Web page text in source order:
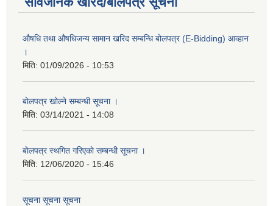
औषधि तथा औषधिजन्य सामान खरिद सम्बन्धि बोलपत्र (E-Bidding) आव्हान
।
मिति: 01/09/2026 - 10:53
बाेलपत्र खोल्ने सम्बन्धी सूचना ।
मिति: 03/14/2021 - 14:08
बाेलपत्र स्थगित गरिएकाे सम्बन्धी सूचना ।
मिति: 12/06/2020 - 15:46
सूचना सूचना सूचना